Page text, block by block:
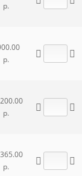
р.
р.
р.
р.